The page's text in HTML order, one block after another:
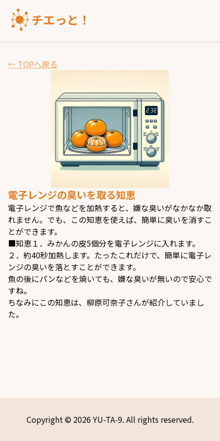
チエっと！
← TOPへ戻る
電子レンジの臭いを取る知恵
電子レンジで魚などを加熱すると、嫌な臭いがなかなか取
れません。でも、この知恵を使えば、簡単に臭いを消すこ
とができます。
■知恵１．みかんの皮5個分を電子レンジに入れます。
２．約40秒加熱します。たったこれだけで、簡単に電子レ
ンジの臭いを落とすことができます。
魚の後にパンなどを焼いても、嫌な臭いが無いので安心で
すね。
ちなみにこの知恵は、柳原可奈子さんが紹介していまし
た。
Copyright © 2026YU-TA-9. All rights reserved.